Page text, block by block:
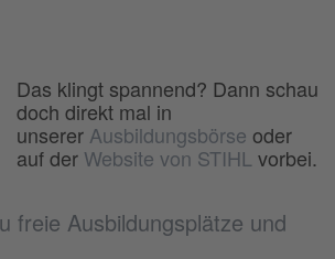
freie Ausbildungsplätze und
Das klingt spannend? Dann schau
doch direkt mal in
unserer Ausbildungsbörse oder
auf der Website von STIHLvorbei.